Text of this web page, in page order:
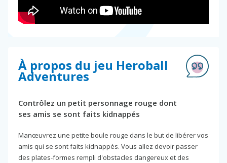
À propos du jeu Heroball
Adventures
Contrôlez un petit personnage rouge dont
ses amis se sont faits kidnappés
Manœuvrez une petite boule rouge dans le but de libérer vos
amis qui se sont faits kidnappés. Vous allez devoir passer
des plates-formes rempli d'obstacles dangereux et des